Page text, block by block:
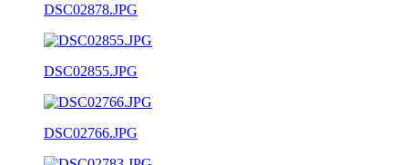
DSC02878.JPG
DSC02855.JPG
DSC02766.JPG